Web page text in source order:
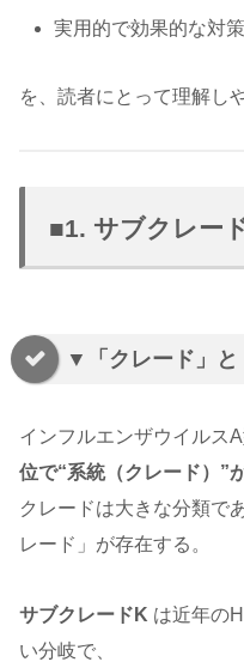
実用的で効果的な対
を、読者にとって理解し
■1. サブクレー
▼「クレード」と
インフルエンザウイルス
位で“系統（クレード）”
クレードは大きな分類で
レード」が存在する。
サブクレードK は近年の
い分岐で、